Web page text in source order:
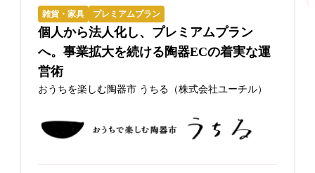
雑貨・家具 プレミアムプラン
個人から法人化し、プレミアムプラン
へ。事業拡大を続ける陶器ECの着実な運
営術
おうちを楽しむ陶器市 うちる（株式会社ユーチル）